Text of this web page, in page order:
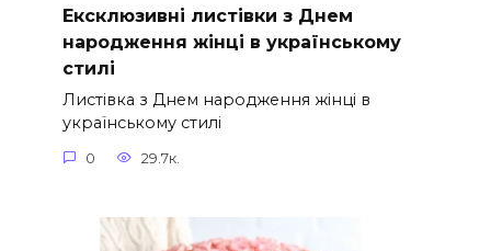
Ексклюзивні листівки з Днем
народження жінці в українському
стилі
Листівка з Днем народження жінці в
українському стилі
0 29.7к.